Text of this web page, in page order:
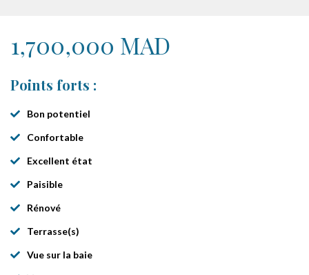
1,700,000 MAD
Points forts :
Bon potentiel
Confortable
Excellent état
Paisible
Rénové
Terrasse(s)
Vue sur la baie